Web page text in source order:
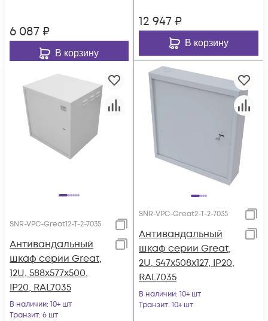
6 087 ₽
В корзину
12 947 ₽
В корзину
SNR-VPC-Great12-T-2-7035
Антивандальный
шкаф серии Great,
12U, 588х577х500,
IP20, RAL7035
В наличии: 10+ шт
Транзит: 6 шт
SNR-VPC-Great2-T-2-7035
Антивандальный
шкаф серии Great,
2U, 547х508х127, IP20,
RAL7035
В наличии: 10+ шт
Транзит: 10+ шт